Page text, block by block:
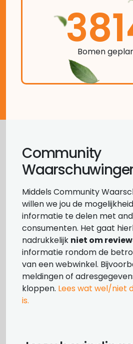
Bomen
Community
Middels Community
willen we jou de
informatie te delen met
consumenten. Het gaat
nadrukkelijk niet om
informatie rondom de
van een webwinkel.
meldingen of
kloppen. Lees wat wel/niet
is.